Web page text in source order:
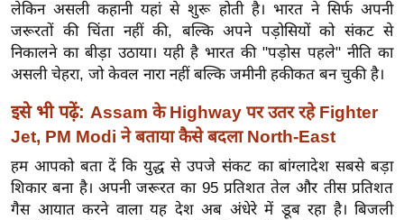
त
यं
ग
डि
या
सा
हि
त्य
लेकिन असली कहानी यहां से शुरू होती है। भारत ने सिर्फ अपनी
जरूरतों की चिंता नहीं की, बल्कि अपने पड़ोसियों को संकट से
निकालने का बीड़ा उठाया। यही है भारत की "पड़ोस पहले" नीति का
असली चेहरा, जो केवल नारा नहीं बल्कि जमीनी हकीकत बन चुकी है।
इसे भी पढ़ें: Assam के Highway पर उतर रहे Fighter
Jet, PM Modi ने बताया कैसे बदला North-East
हम आपको बता दें कि युद्ध से उपजे संकट का बांग्लादेश सबसे बड़ा
शिकार बना है। अपनी जरूरत का 95 प्रतिशत तेल और तीस प्रतिशत
गैस आयात करने वाला यह देश अब अंधेरे में डूब रहा है। बिजली